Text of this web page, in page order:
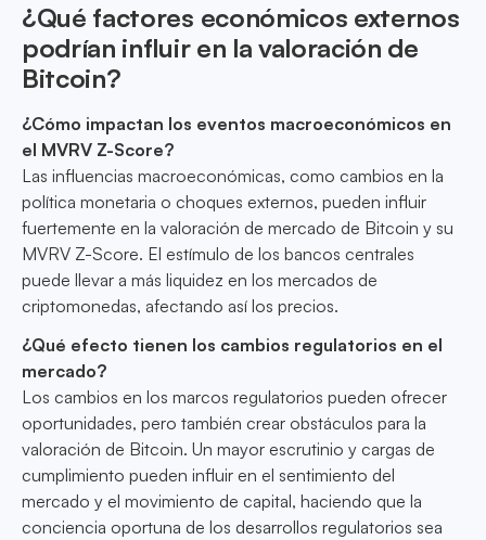
¿Qué factores económicos externos
podrían influir en la valoración de
Bitcoin?
¿Cómo impactan los eventos macroeconómicos en
el MVRV Z-Score?
Las influencias macroeconómicas, como cambios en la
política monetaria o choques externos, pueden influir
fuertemente en la valoración de mercado de Bitcoin y su
MVRV Z-Score. El estímulo de los bancos centrales
puede llevar a más liquidez en los mercados de
criptomonedas, afectando así los precios.
¿Qué efecto tienen los cambios regulatorios en el
mercado?
Los cambios en los marcos regulatorios pueden ofrecer
oportunidades, pero también crear obstáculos para la
valoración de Bitcoin. Un mayor escrutinio y cargas de
cumplimiento pueden influir en el sentimiento del
mercado y el movimiento de capital, haciendo que la
conciencia oportuna de los desarrollos regulatorios sea